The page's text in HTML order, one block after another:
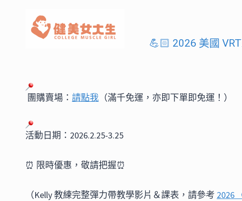
💪🏻 2026 美國
團購賣場： 請點我 （滿千免運，亦即下單即免運！）
活動日期：2026.2.25-3.25
⏰ 限時優惠，敬請把握⏰
（Kelly 教練完整彈力帶教學影片＆課表，請參考 2026